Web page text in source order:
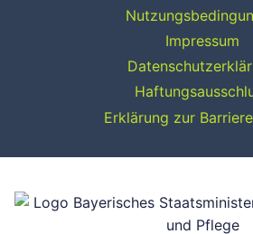
Impressum
Erklärung zur